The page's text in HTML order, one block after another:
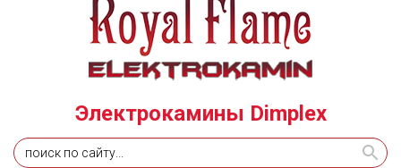
Электрокамины Dimplex